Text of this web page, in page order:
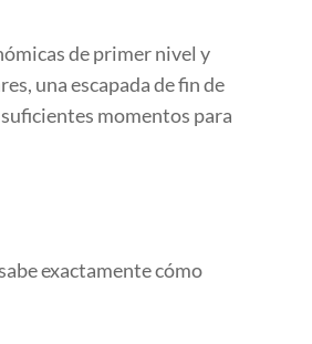
de primer nivel y
una escapada de fin de
momentos para
exactamente cómo